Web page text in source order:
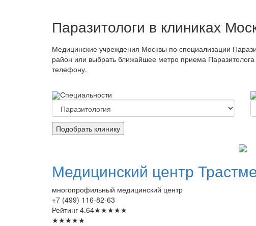
Паразитологи в клиниках
Медицинские учреждения Москвы по специализации
район или выбрать ближайшее метро приема
телефону.
Специальности
Подобрать клинику
Медицинский центр
многопрофильный медицинский центр
+7 (499) 116-82-63
Рейтинг 4.64★★★★★
★★★★★